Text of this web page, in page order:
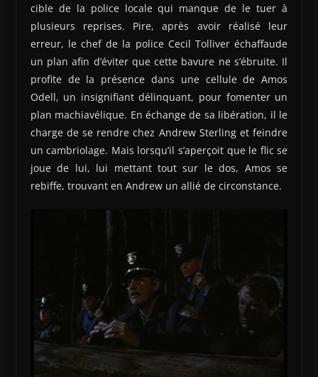
cible de la police locale qui manque de le tuer à
plusieurs reprises. Pire, après avoir réalisé leur
erreur, le chef de la police Cecil Tolliver échaffaude
un plan afin d’éviter que cette bavure ne s’ébruite. Il
profite de la présence dans une cellule de Amos
Odell, un insignifiant délinquant, pour fomenter un
plan machiavélique. En échange de sa libération, il le
charge de se rendre chez Andrew Sterling et feindre
un cambriolage. Mais lorsqu’il s’aperçoit que le flic se
joue de lui, lui mettant tout sur le dos, Amos se
rebiffe, trouvant en Andrew un allié de circonstance.